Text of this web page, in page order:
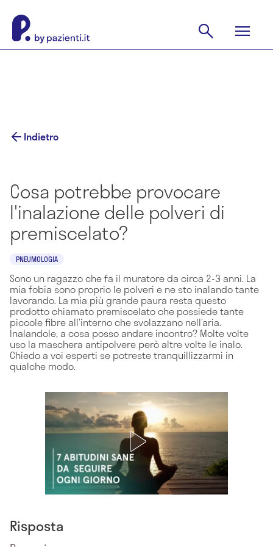
Indietro
Cosa potrebbe provocare
l'inalazione delle polveri di
premiscelato?
PNEUMOLOGIA
Sono un ragazzo che fa il muratore da circa 2-3 anni. La
mia fobia sono proprio le polveri e ne sto inalando tante
lavorando. La mia più grande paura resta questo
prodotto chiamato premiscelato che possiede tante
piccole fibre all’interno che svolazzano nell’aria.
Inalandole, a cosa posso andare incontro? Molte volte
uso la maschera antipolvere però altre volte le inalo.
Chiedo a voi esperti se potreste tranquillizzarmi in
qualche modo.
Risposta